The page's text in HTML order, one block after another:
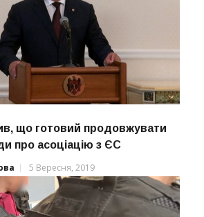
що готовий продовжувати
про асоціацію з ЄС
5 Вересня, 2019